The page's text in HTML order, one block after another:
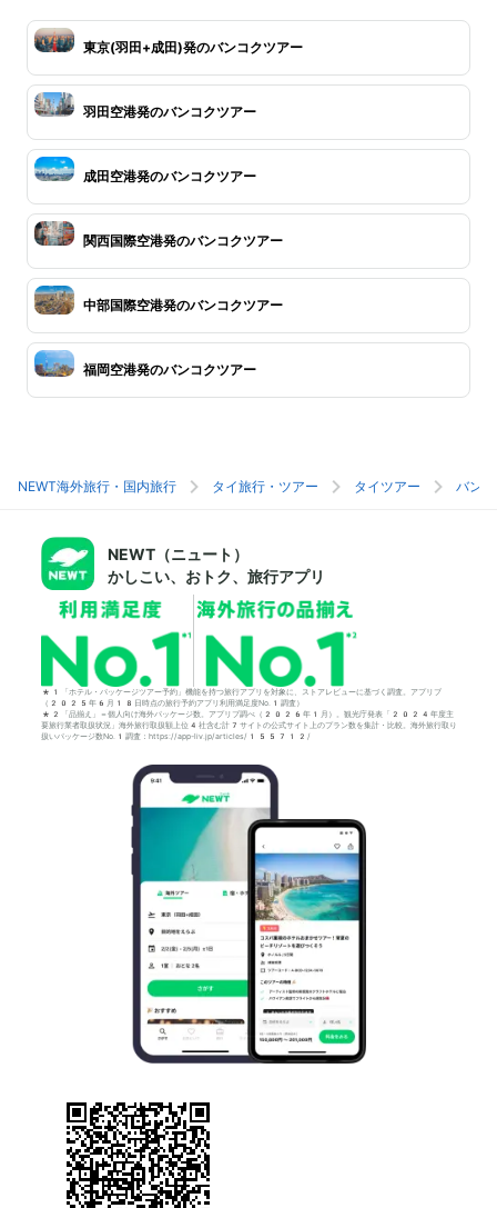
東京(羽田+成田)発のバンコクツアー
羽田空港発のバンコクツアー
成田空港発のバンコクツアー
関西国際空港発のバンコクツアー
中部国際空港発のバンコクツアー
福岡空港発のバンコクツアー
NEWT海外旅行・国内旅行 タイ旅行・ツアー タイツアー バン
NEWT（ニュート）
かしこい、おトク、旅行アプリ
*1「ホテル・パッケージツアー予約」機能を持つ旅行アプリを対象に、ストアレビューに基づく調査。アプリブ
（2025年6月18日時点の旅行予約アプリ利用満足度No.1調査）
*2「品揃え」＝個人向け海外パッケージ数。アプリブ調べ（2026年1月）。観光庁発表「2024年度主
要旅行業者取扱状況」海外旅行取扱額上位4社含む計7サイトの公式サイト上のプラン数を集計・比較。海外旅行取り
扱いパッケージ数No.1調査：https://app-liv.jp/articles/155712/